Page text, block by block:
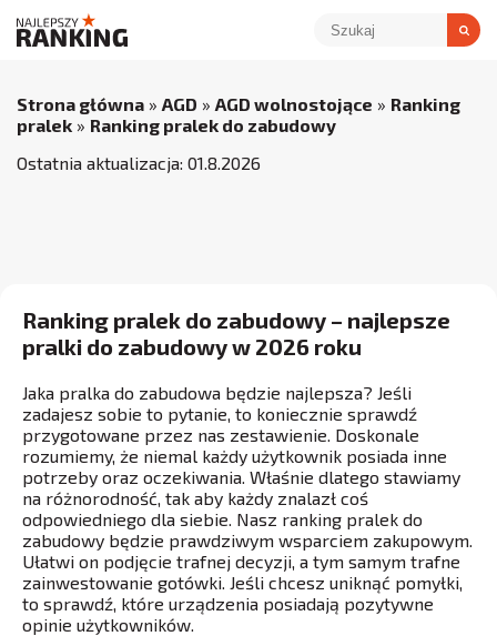
Strona główna » AGD » AGD wolnostojące » Ranking
pralek » Ranking pralek do zabudowy
Ostatnia aktualizacja: 01.8.2026
Ranking pralek do zabudowy – najlepsze
pralki do zabudowy w 2026 roku
Jaka pralka do zabudowa będzie najlepsza? Jeśli
zadajesz sobie to pytanie, to koniecznie sprawdź
przygotowane przez nas zestawienie. Doskonale
rozumiemy, że niemal każdy użytkownik posiada inne
potrzeby oraz oczekiwania. Właśnie dlatego stawiamy
na różnorodność, tak aby każdy znalazł coś
odpowiedniego dla siebie. Nasz ranking pralek do
zabudowy będzie prawdziwym wsparciem zakupowym.
Ułatwi on podjęcie trafnej decyzji, a tym samym trafne
zainwestowanie gotówki. Jeśli chcesz uniknąć pomyłki,
to sprawdź, które urządzenia posiadają pozytywne
opinie użytkowników.